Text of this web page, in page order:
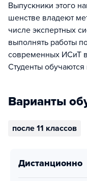
Выпускники этого
шенс­т­ве владеют
числе эксперт­ных
выполнять работы
современных ИСиТ
Студенты
Варианты
после 11 классов
дистанционно